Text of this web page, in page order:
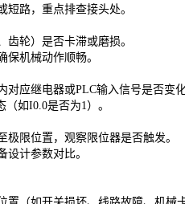
路，重点排查接头处。
轮）是否卡滞或磨损。
机械动作顺畅。
应继电器或PLC输入信号是否变化
如I0.0是否为1）。
限位置，观察限位器是否触发。
计参数对比。